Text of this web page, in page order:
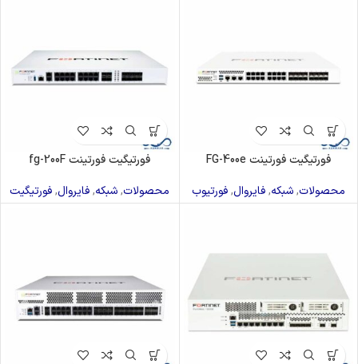
فورتیگیت فورتینت FG-400e
محصولات,شبکه,فایروال,فورتیوب
فورتیگیت فورتینت fg-200F
محصولات,شبکه,فایروال,فورتیگیت